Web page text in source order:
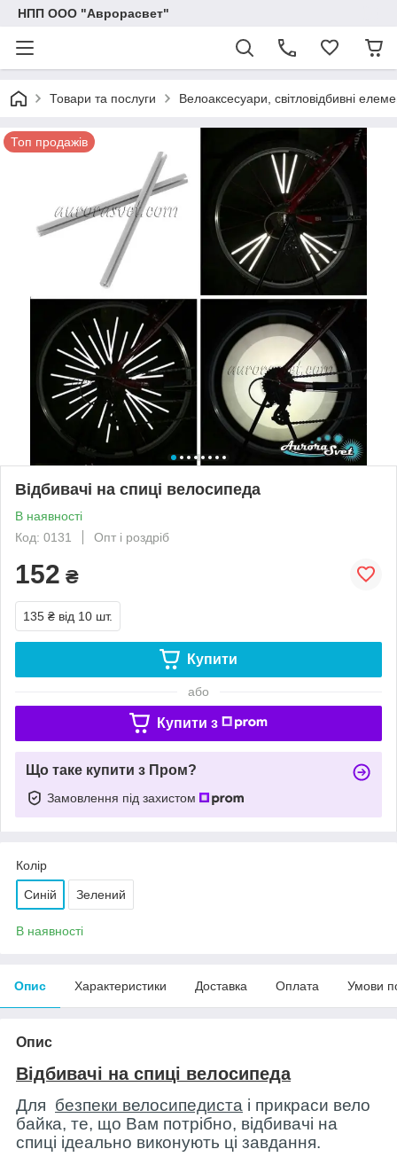
НПП ООО "Аврорасвет"
Товари та послуги Велоаксесуари, світловідбивні
Топ продажів
Відбивачі на спиці велосипеда
В наявності
Код: 0131
Опт і роздріб
152 ₴
135 ₴ від 10 шт.
Купити
або
Купити з
Що таке купити з Пром?
Замовлення під захистом
Колір
Синій Зелений
В наявності
Опис Характеристики Доставка Оплата Умови
Опис
Відбивачі на спиці велосипеда
Для безпеки велосипедиста і прикраси вело
байка, те, що Вам потрібно, відбивачі на
спиці ідеально виконують ці завдання.